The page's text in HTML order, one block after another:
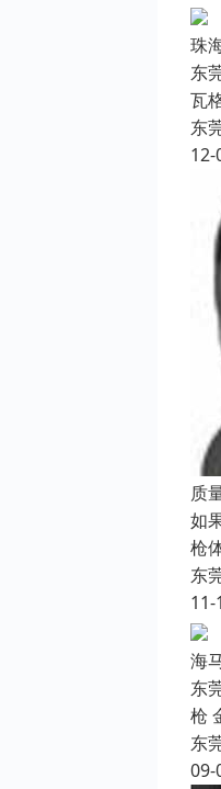
珠
东
瓦
东
12-
质
如
枪
东
11-
海
东
枪
东
09-